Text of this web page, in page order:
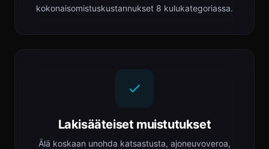
kokonaisomistuskustannukset 8 kulukategoriassa.
Lakisääteiset muistutukset
Älä koskaan unohda katsastusta, ajoneuvoveroa,